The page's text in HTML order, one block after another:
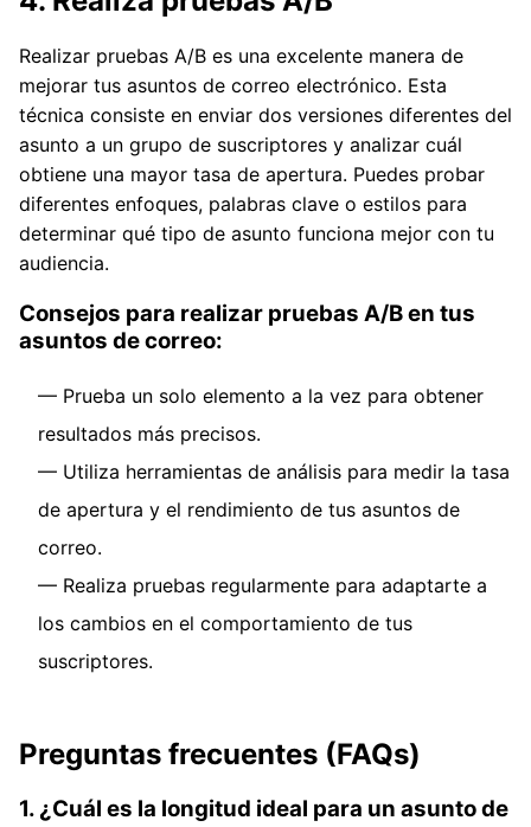
Realizar pruebas A/B es una excelente manera de
mejorar tus asuntos de correo electrónico. Esta
técnica consiste en enviar dos versiones diferentes del
asunto a un grupo de suscriptores y analizar cuál
obtiene una mayor tasa de apertura. Puedes probar
diferentes enfoques, palabras clave o estilos para
determinar qué tipo de asunto funciona mejor con tu
audiencia.
Consejos para realizar pruebas A/B en tus
asuntos de correo:
Prueba un solo elemento a la vez para obtener
resultados más precisos.
Utiliza herramientas de análisis para medir la tasa
de apertura y el rendimiento de tus asuntos de
correo.
Realiza pruebas regularmente para adaptarte a
los cambios en el comportamiento de tus
suscriptores.
Preguntas frecuentes (FAQs)
1. ¿Cuál es la longitud ideal para un asunto de